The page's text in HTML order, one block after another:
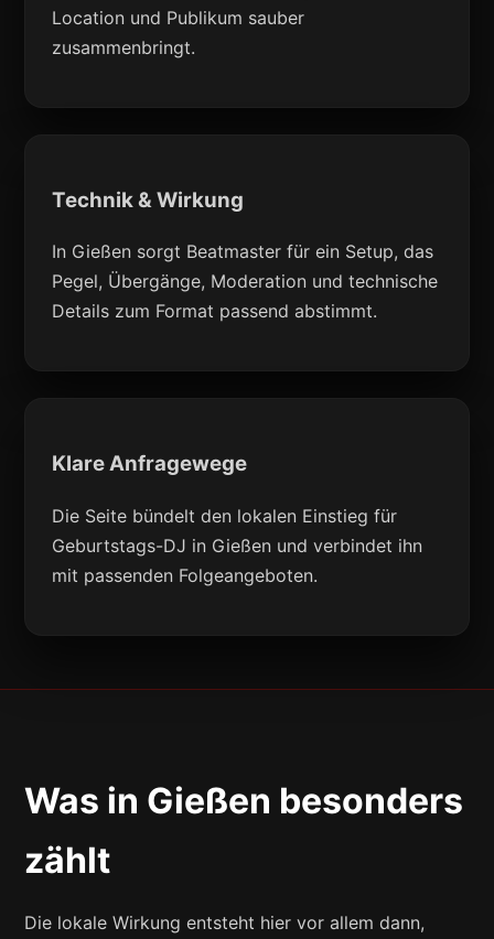
Location und Publikum sauber
zusammenbringt.
Technik & Wirkung
In Gießen sorgt Beatmaster für ein Setup, das
Pegel, Übergänge, Moderation und technische
Details zum Format passend abstimmt.
Klare Anfragewege
Die Seite bündelt den lokalen Einstieg für
Geburtstags-DJ in Gießen und verbindet ihn
mit passenden Folgeangeboten.
Was in Gießen besonders
zählt
Die lokale Wirkung entsteht hier vor allem dann,